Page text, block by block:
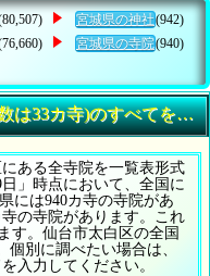
宮城県の神社(942)
宮城県の寺院(940)
は33カ寺)のすべてを知る
ある全寺院を一覧表形式
」時点において、全国に
には940カ寺の寺院があ
の寺院があります。これ
す。仙台市太白区の全国
別に調べたい場合は、
入力してください。